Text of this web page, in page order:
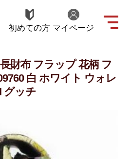
初めての方 マイページ
財布 フラップ 花柄 フ
白 ホワイト ウォレ
グッチ